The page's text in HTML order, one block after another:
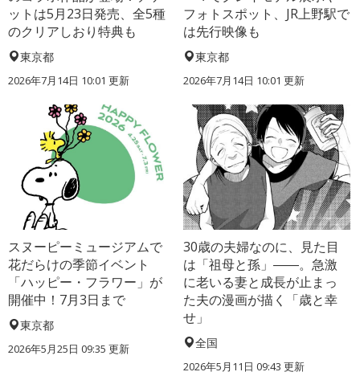
ットは5月23日発売、全5種
のクリアしおり特典も
東京都
2026年7月14日 10:01 更新
フォトスポット、JR上野駅で
は先行映像も
東京都
2026年7月14日 10:01 更新
スヌーピーミュージアムで
花だらけの季節イベント
「ハッピー・フラワー」が
開催中！7月3日まで
東京都
2026年5月25日 09:35 更新
30歳の夫婦なのに、見た目
は「祖母と孫」――。急激
に老いる妻と成長が止まっ
た夫の漫画が描く「歳と幸
せ」
全国
2026年5月11日 09:43 更新